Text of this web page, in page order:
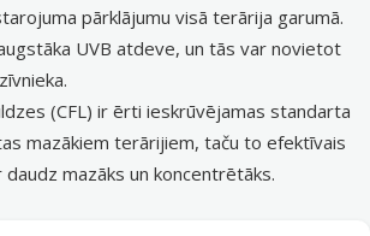
pārklājumu visā terārija garumā.
UVB atdeve, un tās var novietot
(CFL) ir ērti ieskrūvējamas standarta
mazākiem terārijiem, taču to efektīvais
mazāks un koncentrētāks.